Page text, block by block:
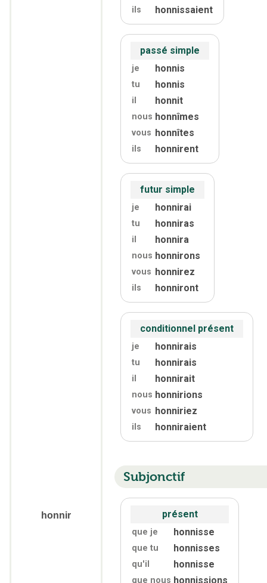
honnir
ils honnissaient
passé simple
je honnis
tu honnis
il honnit
nous honnîmes
vous honnîtes
ils honnirent
futur simple
je honnirai
tu honniras
il honnira
nous honnirons
vous honnirez
ils honniront
conditionnel présent
je honnirais
tu honnirais
il honnirait
nous honnirions
vous honniriez
ils honniraient
Subjonctif
présent
que je honnisse
que tu honnisses
qu'il honnisse
que nous honnissions